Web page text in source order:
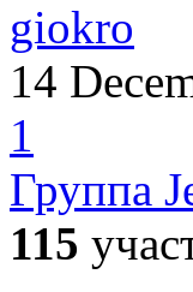
giokro
14
1
Группа
115